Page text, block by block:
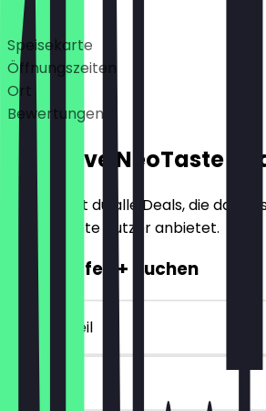
Deals
Speisekarte
Öffnungszeiten
Ort
Bewertungen
Exklusive NeoTaste
Hier findest du alle Deals, die das
für NeoTaste Nutzer anbietet.
2für1 Kaffee + Kuchen
~€ 7 Vorteil
90 Tage